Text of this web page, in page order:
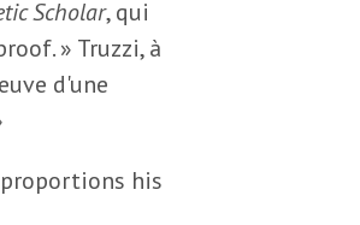
Scholar, qui
» Truzzi, à
d'une
his